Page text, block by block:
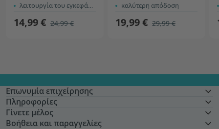
λειτουργία του εγκεφάλου
14,99 € 24,99 €
καλύτερη απόδοση
19,99 € 29,99 €
Επωνυμία επιχείρησης
Πληροφορίες
Γίνετε μέλος
Βοήθεια και παραγγελίες